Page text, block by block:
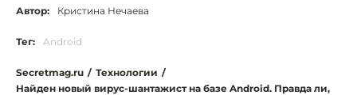
Автор: Кристина Нечаева
Тег: Android
Secretmag.ru / Технологии /
Найден новый вирус-шантажист на базе Android. Правда ли,